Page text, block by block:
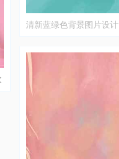
清新蓝绿色背景图片设